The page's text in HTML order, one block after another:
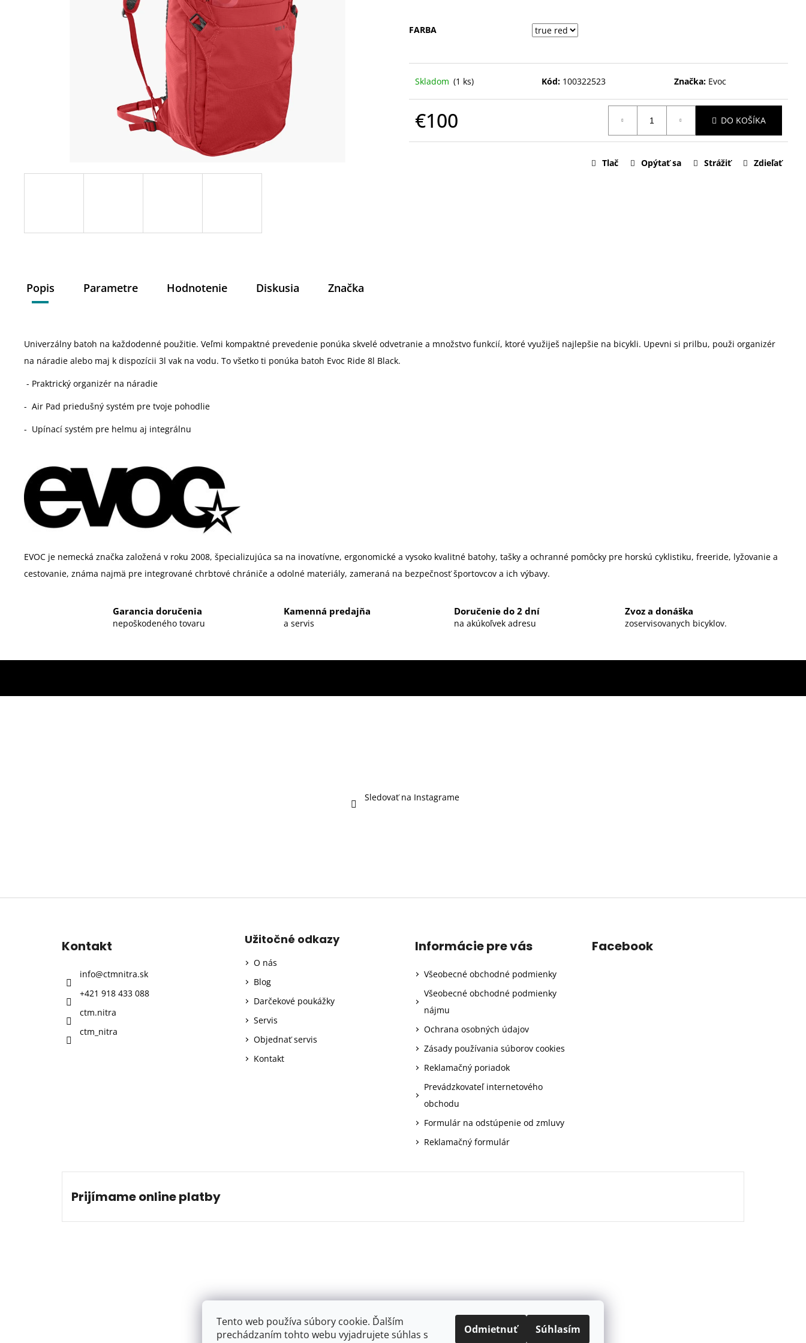
Tento web používa súbory cookie. Ďalším
prechádzaním tohto webu vyjadrujete súhlas s
Odmietnuť Súhlasím
FARBA
Skladom (1 ks) Kód: 100322523 Značka: Evoc
€100 DO KOŠÍKA
Tlač Opýtať sa Strážiť Zdieľať
Popis Parametre Hodnotenie Diskusia Značka
Univerzálny batoh na každodenné použitie. Veľmi kompaktné prevedenie ponúka skvelé odvetranie a množstvo funkcií, ktoré využiješ najlepšie na bicykli. Upevni si prilbu, použi organizér
na náradie alebo maj k dispozícii 3l vak na vodu. To všetko ti ponúka batoh Evoc Ride 8l Black.
- Praktrický organizér na náradie
- Air Pad priedušný systém pre tvoje pohodlie
- Upínací systém pre helmu aj integrálnu
EVOC je nemecká značka založená v roku 2008, špecializujúca sa na inovatívne, ergonomické a vysoko kvalitné batohy, tašky a ochranné pomôcky pre horskú cyklistiku, freeride, lyžovanie a
cestovanie, známa najmä pre integrované chrbtové chrániče a odolné materiály, zameraná na bezpečnosť športovcov a ich výbavy.
Garancia doručenia
nepoškodeného tovaru
Kamenná predajňa
a servis
Doručenie do 2 dní
na akúkoľvek adresu
Zvoz a donáška
zoservisovanych bicyklov.
Sledovať na Instagrame
Kontakt
info@ctmnitra.sk
+421 918 433 088
ctm.nitra
ctm_nitra
Užitočné odkazy
O nás
Blog
Darčekové poukážky
Servis
Objednať servis
Kontakt
Informácie pre vás
Všeobecné obchodné podmienky
Všeobecné obchodné podmienky
nájmu
Ochrana osobných údajov
Zásady používania súborov cookies
Reklamačný poriadok
Prevádzkovateľ internetového
obchodu
Formulár na odstúpenie od zmluvy
Reklamačný formulár
Facebook
Prijímame online platby